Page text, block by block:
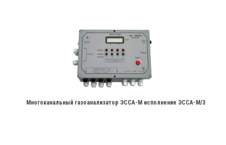
Многоканальный газоанализатор ЭССА-М исполнение ЭССА-М/3